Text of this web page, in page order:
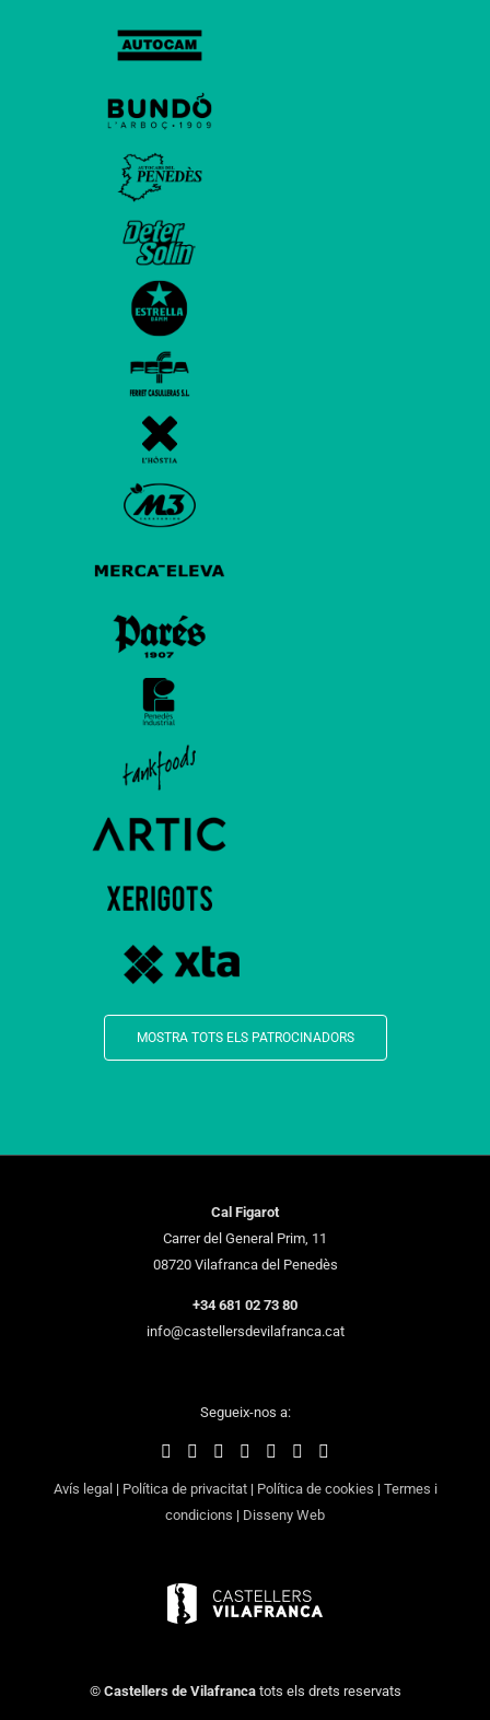
MOSTRA TOTS ELS PATROCINADORS
Cal Figarot
Carrer del General Prim, 11
08720 Vilafranca del Penedès
+34 681 02 73 80
info@castellersdevilafranca.cat
Segueix-nos a:
Avís legal | Política de privacitat| Política de cookies | Termes i
condicions | Disseny Web
© Castellers de Vilafrancatots els drets reservats